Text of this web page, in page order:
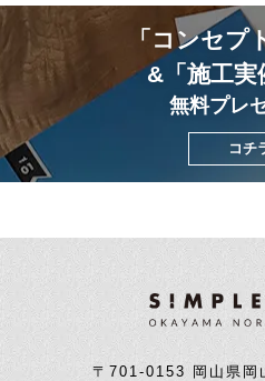
「コンセプ
&「施工実
無料プレ
コチ
〒701-0153 岡山県岡